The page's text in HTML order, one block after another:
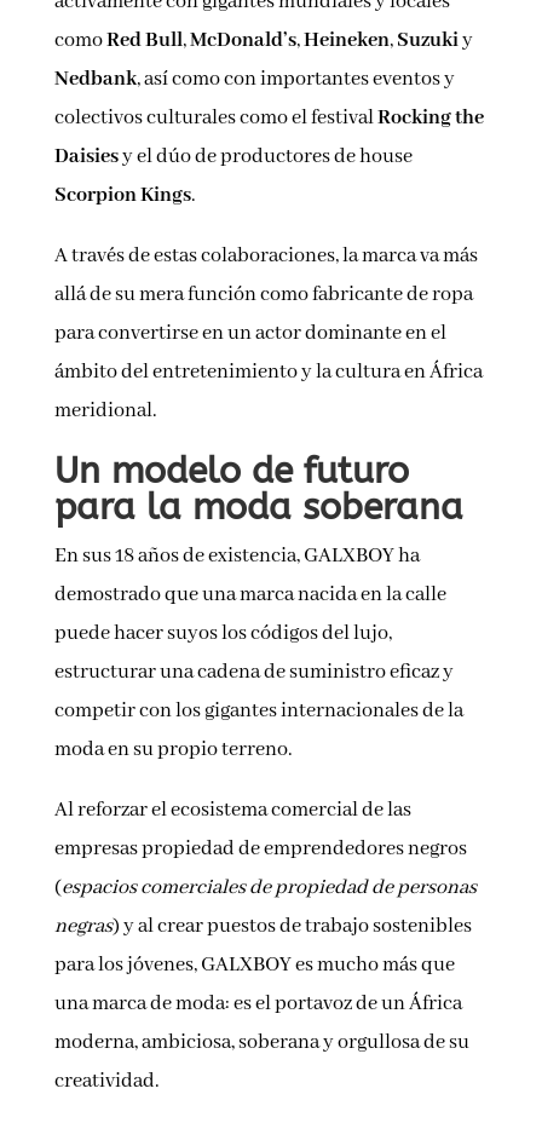
comoRed Bull,McDonald’s,Heineken,Suzuki y
Nedbank, así como con importantes eventos y
colectivos culturales como el festivalRocking the
Daisies
y el dúo de productores de house
Scorpion Kings.
A través de estas colaboraciones, la marca va más
allá de su mera función como fabricante de ropa
para convertirse en un actor dominante en el
ámbito del entretenimiento y la cultura en África
meridional.
Un modelo de futuro
para la moda soberana
En sus 18 años de existencia, GALXBOY ha
demostrado que una marca nacida en la calle
puede hacer suyos los códigos del lujo,
estructurar una cadena de suministro eficaz y
competir con los gigantes internacionales de la
moda en su propio terreno.
Al reforzar el ecosistema comercial de las
empresas propiedad de emprendedores negros
(espacios comerciales de propiedad de personas
negras) y al crear puestos de trabajo sostenibles
para los jóvenes, GALXBOY es mucho más que
una marca de moda: es el portavoz de un África
moderna, ambiciosa, soberana y orgullosa de su
creatividad.